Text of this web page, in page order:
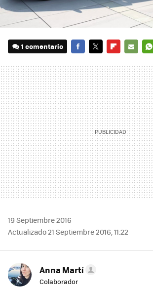
1 comentario
MAIL
19 Septiembre 2016
Actualizado 21 Septiembre 2016, 11:22
Anna Martí
Colaborador